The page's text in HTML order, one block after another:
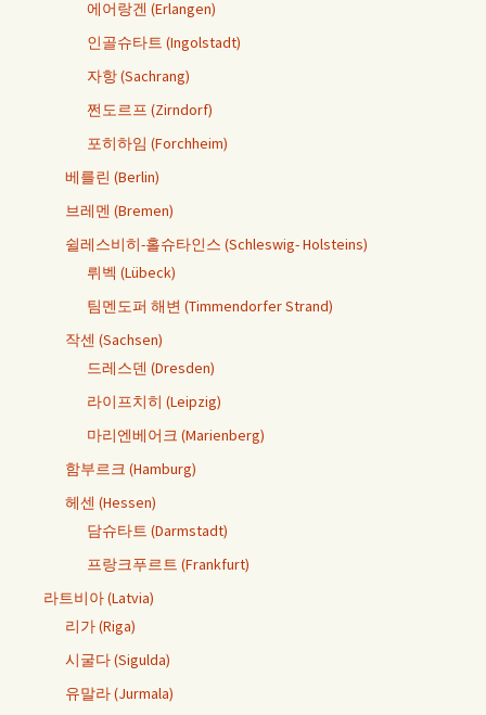
에어랑겐 (Erlangen)
인골슈타트 (Ingolstadt)
자항 (Sachrang)
쩐도르프 (Zirndorf)
포히하임 (Forchheim)
베를린 (Berlin)
브레멘 (Bremen)
쉴레스비히-홀슈타인스 (Schleswig- Holsteins)
뤼벡 (Lübeck)
팀멘도퍼 해변 (Timmendorfer Strand)
작센 (Sachsen)
드레스덴 (Dresden)
라이프치히 (Leipzig)
마리엔베어크 (Marienberg)
함부르크 (Hamburg)
헤센 (Hessen)
담슈타트 (Darmstadt)
프랑크푸르트 (Frankfurt)
라트비아 (Latvia)
리가 (Riga)
시굴다 (Sigulda)
유말라 (Jurmala)